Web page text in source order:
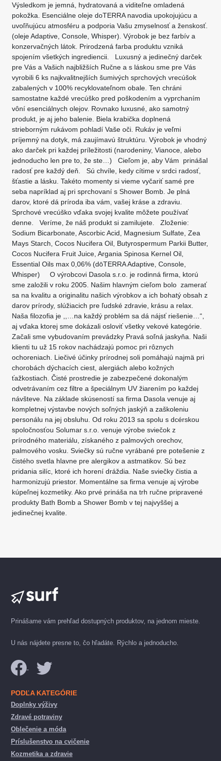
Výsledkom je jemná, hydratovaná a viditeľne omladená
pokožka. Esenciálne oleje doTERRA navodia upokojujúcu a
uvoľňujúcu atmosféru a podporia Vašu zmyselnosť a ženskosť.
(oleje Adaptive, Console, Whisper). Výrobok je bez farbív a
konzervačných látok. Prirodzená farba produktu vzniká
spojením všetkých ingrediencii. Luxusný a jedinečný darček
pre Vás a Vašich najbližších Ručne a s láskou sme pre Vás
vyrobili 6 ks najkvalitnejších šumivých sprchových vrecúšok
zabalených v 100% recyklovateľnom obale. Ten chráni
samostatne každé vrecúško pred poškodením a vyprchaním
vôní esenciálnych olejov. Rovnako luxusné, ako samotný
produkt, je aj jeho balenie. Biela krabička doplnená
strieborným rukávom pohladí Vaše oči. Rukáv je veľmi
príjemný na dotyk, má zaujímavú štruktúru. Výrobok je vhodný
ako darček pri každej príležitosti (narodeniny, Vianoce, alebo
jednoducho len pre to, že ste…) Cieľom je, aby Vám prinášal
radosť pre každý deň. Sú chvíle, kedy cítime v srdci radosť,
šťastie a lásku. Takéto momenty si vieme vyčariť samé pre
seba napríklad aj pri sprchovaní s Shower Bomb. Je plná
darov, ktoré dá príroda iba vám, vašej kráse a zdraviu.
Sprchové vrecúško vďaka svojej kvalite môžete používať
denne. Veríme, že náš produkt si zamilujete. Zloženie:
Sodium Bicarbonate, Ascorbic Acid, Magnesium Sulfate, Zea
Mays Starch, Cocos Nucifera Oil, Butyrospermum Parkii Butter,
Cocos Nucifera Fruit Juice, Argania Spinosa Kernel Oil,
Essential Oils max 0,06% (dōTERRA Adaptive, Console,
Whisper) O výrobcovi Dasola s.r.o. je rodinná firma, ktorú
sme založili v roku 2005. Našim hlavným cieľom bolo zamerať
sa na kvalitu a originalitu našich výrobkov a ich bohatý obsah z
darov prírody, slúžiacich pre ľudské zdravie, krásu a relax.
Naša filozofia je ,,…na každý problém sa dá nájsť riešenie…“,
aj vďaka ktorej sme dokázali osloviť všetky vekové kategórie.
Začali sme vybudovaním prevádzky Pravá soľná jaskyňa. Naši
klienti tu už 15 rokov nachádzajú pomoc pri rôznych
ochoreniach. Liečivé účinky prírodnej soli pomáhajú najmä pri
chorobách dýchacích ciest, alergiách alebo kožných
ťažkostiach. Čisté prostredie je zabezpečené dokonalým
odvetrávaním cez filtre a špeciálnym UV žiarením po každej
návšteve. Na základe skúseností sa firma Dasola venuje aj
kompletnej výstavbe nových soľných jaskýň a zaškoleniu
personálu na jej obsluhu. Od roku 2013 sa spolu s dcérskou
spoločnosťou Solumar s.r.o. venuje výrobe sviečok z
prírodného materiálu, získaného z palmových orechov,
palmového vosku. Sviečky sú ručne vyrábané pre potešenie z
čistého svetla hlavne pre alergikov a astmatikov. Sú bez
pridania silíc, ktoré ich horení dráždia. Naše sviečky čistia a
harmonizujú priestor. Momentálne sa firma venuje aj výrobe
kúpeľnej kozmetiky. Ako prvé prináša na trh ručne pripravené
produkty Bath Bomb a Shower Bomb v tej najvyššej a
jedinečnej kvalite.
Prinášame vám prehľad dostupných produktov, na jednom mieste.
U nás nájdete presne to, čo hľadáte. Rýchlo a jednoducho.
PODĽA KATEGÓRIE
Doplnky výživy
Zdravé potraviny
Oblečenie a móda
Príslušenstvo na cvičenie
Kozmetika a zdravie